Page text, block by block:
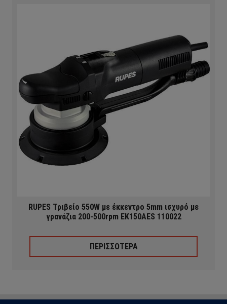
RUPES Τριβείο 550W με έκκεντρο 5mm ισχυρό με
γρανάζια 200-500rpm EK150AES 110022
ΠΕΡΙΣΣΟΤΕΡΑ